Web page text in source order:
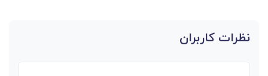
نظرات کاربران